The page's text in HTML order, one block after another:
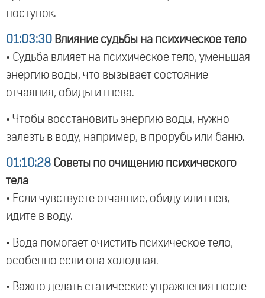
поступок.
01:03:30 Влияние судьбы на психическое тело
• Судьба влияет на психическое тело, уменьшая
энергию воды, что вызывает состояние
отчаяния, обиды и гнева.
• Чтобы восстановить энергию воды, нужно
залезть в воду, например, в прорубь или баню.
01:10:28 Советы по очищению психического
тела
• Если чувствуете отчаяние, обиду или гнев,
идите в воду.
• Вода помогает очистить психическое тело,
особенно если она холодная.
• Важно делать статические упражнения после